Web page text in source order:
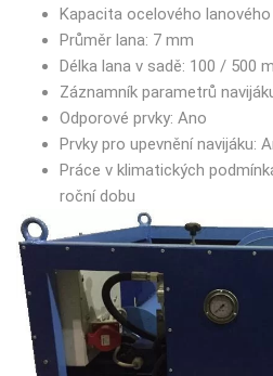
Kapacita ocelového
Průměr lana: 7 mm
Délka lana v sadě: 100 / 500 m
Záznamník parametrů
Odporové prvky: Ano
Prvky pro upevnění navijáku:
Práce v klimatických
roční dobu